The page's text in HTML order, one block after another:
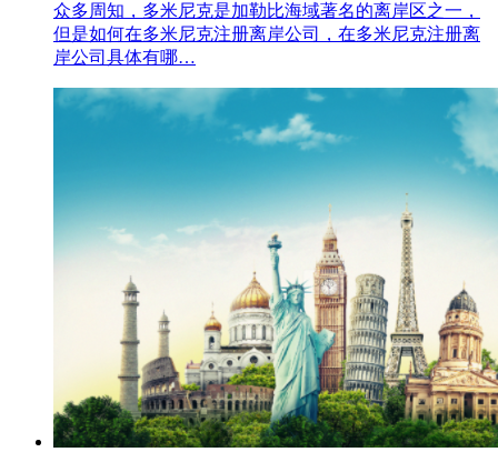
众多周知，多米尼克是加勒比海域著名的离岸区之一，
但是如何在多米尼克注册离岸公司，在多米尼克注册离
岸公司具体有哪…